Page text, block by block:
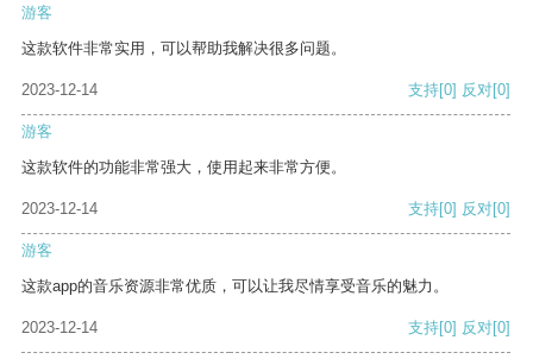
游客
这款软件非常实用，可以帮助我解决很多问题。
2023-12-14 支持[0] 反对[0]
游客
这款软件的功能非常强大，使用起来非常方便。
2023-12-14 支持[0] 反对[0]
游客
这款app的音乐资源非常优质，可以让我尽情享受音乐的魅力。
2023-12-14 支持[0] 反对[0]